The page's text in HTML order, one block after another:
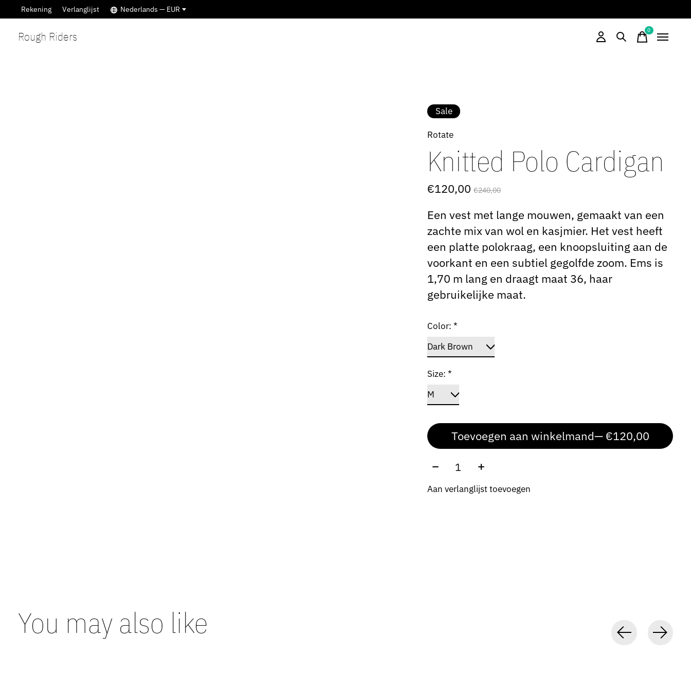
Rekening Verlanglijst Nederlands — EUR
Rough Riders 0items
Sale
Rotate
Knitted Polo Cardigan
€120,00€240,00
Een vest met lange mouwen, gemaakt van een
zachte mix van wol en kasjmier. Het vest heeft
een platte polokraag, een knoopsluiting aan de
voorkant en een subtiel gegolfde zoom. Ems is
1,70 m lang en draagt ​​maat 36, haar
gebruikelijke maat.
Color:*
Size:*
Toevoegen aan winkelmand
— €120,00
Aantal:
Aan verlanglijst toevoegen
You may also like